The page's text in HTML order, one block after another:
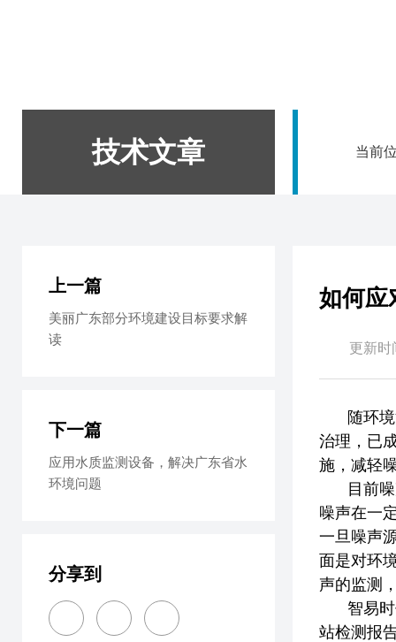
技术文章 当前
如何应
更新时
随环
治理，已
施，减轻
目前
噪声在一
一旦噪声
面是对环
声的监测
智易
站检测报
上一篇
美丽广东部分环境建设目标要求解
读
下一篇
应用水质监测设备，解决广东省水
环境问题
分享到